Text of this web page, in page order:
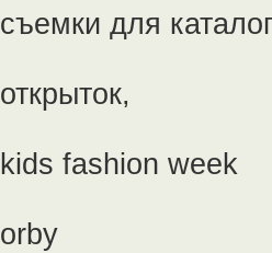
съемки для
открыток,
kids fashion week
orby